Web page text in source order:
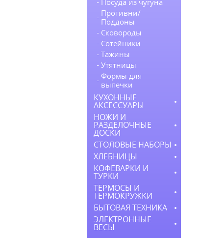
Посуда из чугуна
Противни/
Поддоны
Сковороды
Сотейники
Тажины
Утятницы
Формы для
выпечки
КУХОННЫЕ
АКСЕССУАРЫ
НОЖИ И
РАЗДЕЛОЧНЫЕ
ДОСКИ
СТОЛОВЫЕ НАБОРЫ
ХЛЕБНИЦЫ
КОФЕВАРКИ И
ТУРКИ
ТЕРМОСЫ И
ТЕРМОКРУЖКИ
БЫТОВАЯ ТЕХНИКА
ЭЛЕКТРОННЫЕ
ВЕСЫ